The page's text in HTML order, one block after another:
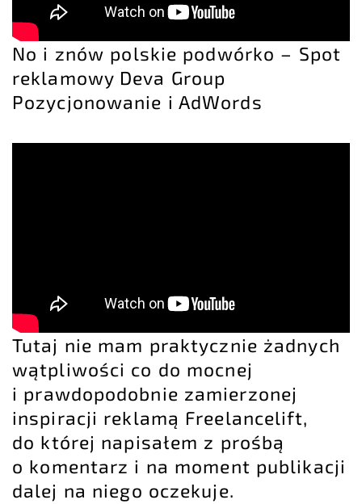
No i znów polskie podwórko – Spot
reklamowy Deva Group
Pozycjonowanie i AdWords
Tutaj nie mam praktycznie żadnych
wątpliwości co do mocnej
i prawdopodobnie zamierzonej
inspiracji reklamą Freelancelift,
do której napisałem z prośbą
o komentarz i na moment publikacji
dalej na niego oczekuje.